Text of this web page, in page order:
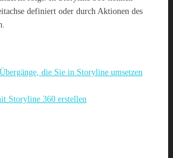
definiert oder durch Aktionen des
die Sie in Storyline umsetzen
Storyline 360 erstellen